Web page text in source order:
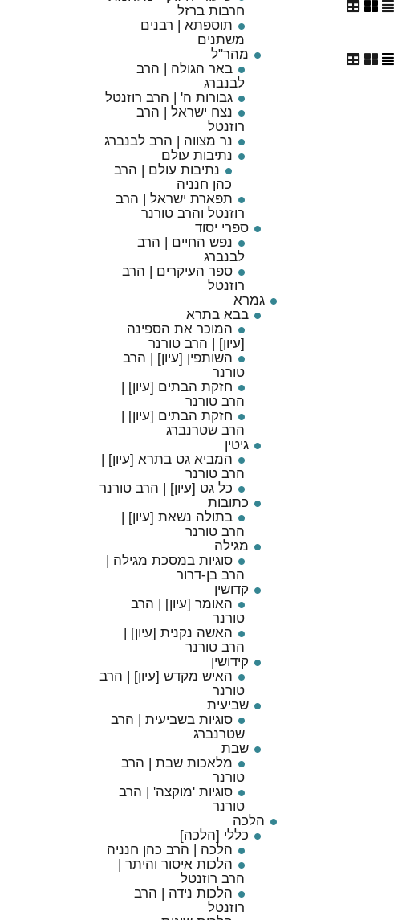
חרבות ברזל
תוספתא | רבנים
משתנים
מהר"ל
באר הגולה | הרב
לבנברג
גבורות ה' | הרב רוזנטל
נצח ישראל | הרב
רוזנטל
נר מצווה | הרב לבנברג
נתיבות עולם
נתיבות עולם | הרב
כהן חנניה
תפארת ישראל | הרב
רוזנטל והרב טורנר
ספרי יסוד
נפש החיים | הרב
לבנברג
ספר העיקרים | הרב
רוזנטל
גמרא
בבא בתרא
המוכר את הספינה
[עיון] | הרב טורנר
השותפין [עיון] | הרב
טורנר
חזקת הבתים [עיון] |
הרב טורנר
חזקת הבתים [עיון] |
הרב שטרנברג
גיטין
המביא גט בתרא [עיון] |
הרב טורנר
כל גט [עיון] | הרב טורנר
כתובות
בתולה נשאת [עיון] |
הרב טורנר
מגילה
סוגיות במסכת מגילה |
הרב בן-דרור
קדושין
האומר [עיון] | הרב
טורנר
האשה נקנית [עיון] |
הרב טורנר
קידושין
האיש מקדש [עיון] | הרב
טורנר
שביעית
סוגיות בשביעית | הרב
שטרנברג
שבת
מלאכות שבת | הרב
טורנר
סוגיות 'מוקצה' | הרב
טורנר
הלכה
כללי [הלכה]
הלכה | הרב כהן חנניה
הלכות איסור והיתר |
הרב רוזנטל
הלכות נידה | הרב
רוזנטל